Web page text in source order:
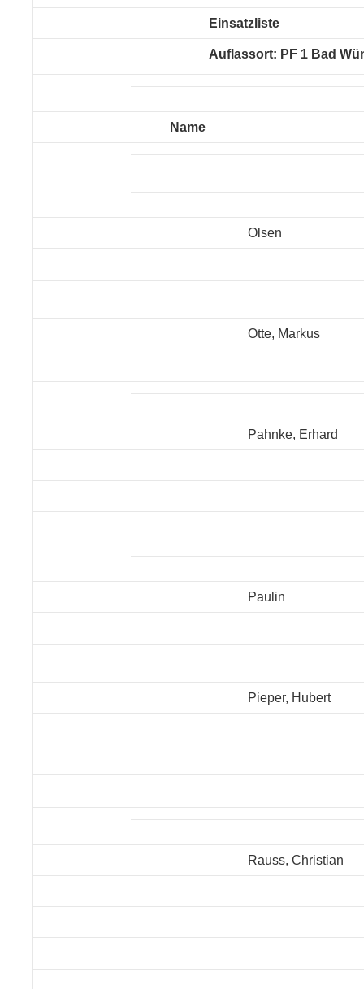
Einsatzliste
Auflassort: PF 1 Bad
Name
Olsen
Otte, Markus
Pahnke, Erhard
Paulin
Pieper, Hubert
Rauss, Christian